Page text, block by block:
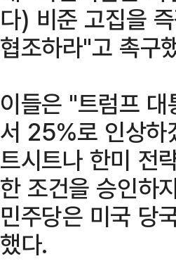
다) 비준 고집을
협조하라"고 촉구
이들은 "트럼프
서 25%로 인상하
트시트나 한미 전
한 조건을 승인하
민주당은 미국 당
했다.